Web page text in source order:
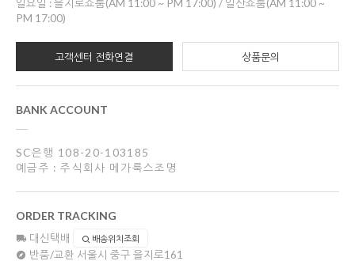
일요일 : 을지로쇼룸(AM 11:00 ~ PM 17:00) / 일산쇼룸(AM 11:00 ~
PM 17:00)
고객센터 전화연결 상품문의
BANK ACCOUNT
SC은행 108-20-103185
예금주 : 주식회사 메가룩스조명
ORDER TRACKING
대신택배 배송위치조회
반품/교환 서울시 중구 을지로161